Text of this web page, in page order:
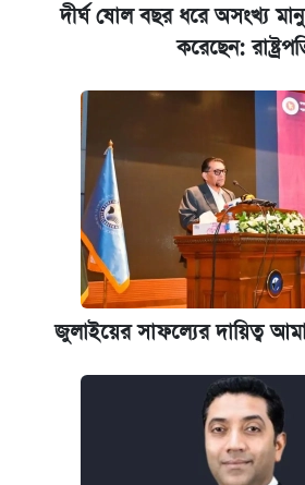
দীর্ঘ ষোল বছর ধরে অসংখ্য
করেছেন:
জুলাইয়ের সাফল্যের দায়িত্ব